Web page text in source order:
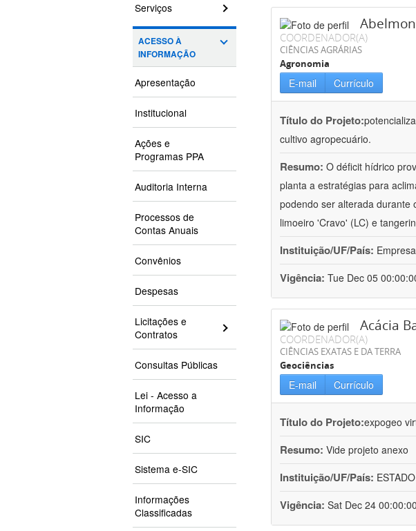
Serviços
ACESSO À
INFORMAÇÃO
Apresentação
Institucional
Ações e
Programas PPA
Auditoria Interna
Processos de
Contas Anuais
Convênios
Despesas
Licitações e
Contratos
Consultas Públicas
Lei - Acesso a
Informação
SIC
Sistema e-SIC
Informações
Classificadas
COORDENADOR(A)
CIÊNCIAS AGRÁRIAS
Agronomia
E-mail Currículo
Título do Projeto:
cultivo agropecuário.
Resumo: O déficit hídrico
planta a estratégias para
podendo ser alterada durante
limoeiro 'Cravo' (LC) e
Instituição/UF/País:
Vigência: Tue Dec 05
Acácia
COORDENADOR(A)
CIÊNCIAS EXATAS E DA TERRA
Geociências
E-mail Currículo
Título do Projeto:expogeo
Resumo: Vide projeto anexo
Instituição/UF/País:
Vigência: Sat Dec 24